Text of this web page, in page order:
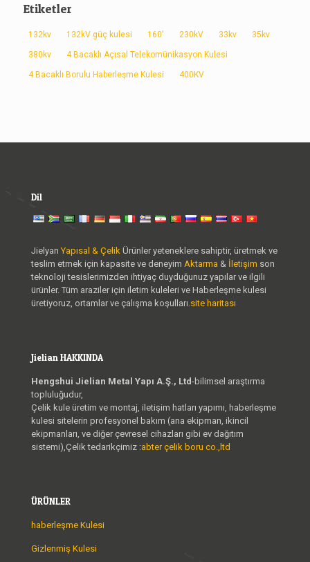
Etiketler
132kv 132kV güç kulesi 160' 230kV 33kv 35kv
380kv 4 Bacaklı Açısal Telekomünikasyon Kulesi
4 Bacaklı Borulu Haberleşme Kulesi 400KV
Dil
Jielyan Yapısal & Çelik Ürünler yeteneklere sahiptir, üretmek ve
teslim etmek için kapasite ve deneyim Aktarma & İletişim son
teknoloji tesislerimizden ihtiyaç duyduğunuz yapılar ve ilgili
ürünler. Tüm araziler için iletim kuleleri ve Haberleşme kulesi
üretiyoruz, ortamlar ve çalışma koşulları. site haritası
Jielian HAKKINDA
Hengshui Jielian Metal Yapı A.Ş., Ltd-bilimsel araştırma
topluluğudur,
Çelik kule üretim ve montaj, iletişim hatları yapımı, haberleşme
kulesi sitelerin profesyonel bakım (ana ekipman, ikincil
ekipmanları, ve diğer çevresel cihazları gibi ev dağıtım
sistemi),Çelik tedarikçimiz :abter çelik boru co.,ltd
ÜRÜNLER
haberleşme Kulesi
Gizlenmiş Kulesi